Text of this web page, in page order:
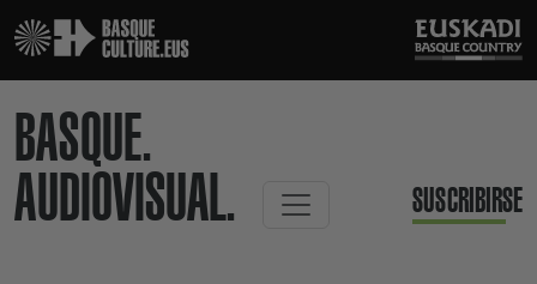
BASQUE.
AUDIOVISUAL.
SUSCRIBIRSE